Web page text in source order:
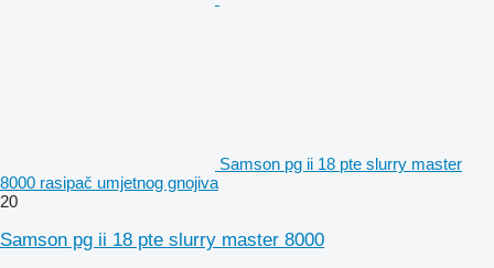
Samson pg ii 18 pte slurry master
8000 rasipač umjetnog gnojiva
20
Samson pg ii 18 pte slurry master 8000